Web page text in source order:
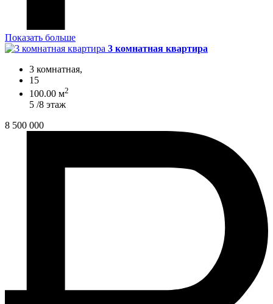
Показать больше
3 комнатная квартира
3 комнатная,
15
100.00 м2
5 /8 этаж
8 500 000